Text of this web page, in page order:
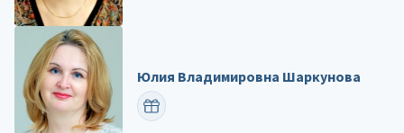
Юлия Владимировна Шаркунова
ПОЗДРАВИТЬ